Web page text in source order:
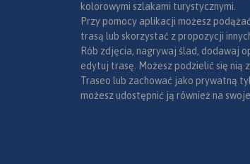
kolorowymi szlakami turystycznymi.
Przy pomocy aplikacji możesz
trasą lub skorzystać z propozycji
Rób zdjęcia, nagrywaj ślad, dodawaj
edytuj trasę. Możesz podzielić się nią
Traseo lub zachować jako prywatną
możesz udostępnić ją również na